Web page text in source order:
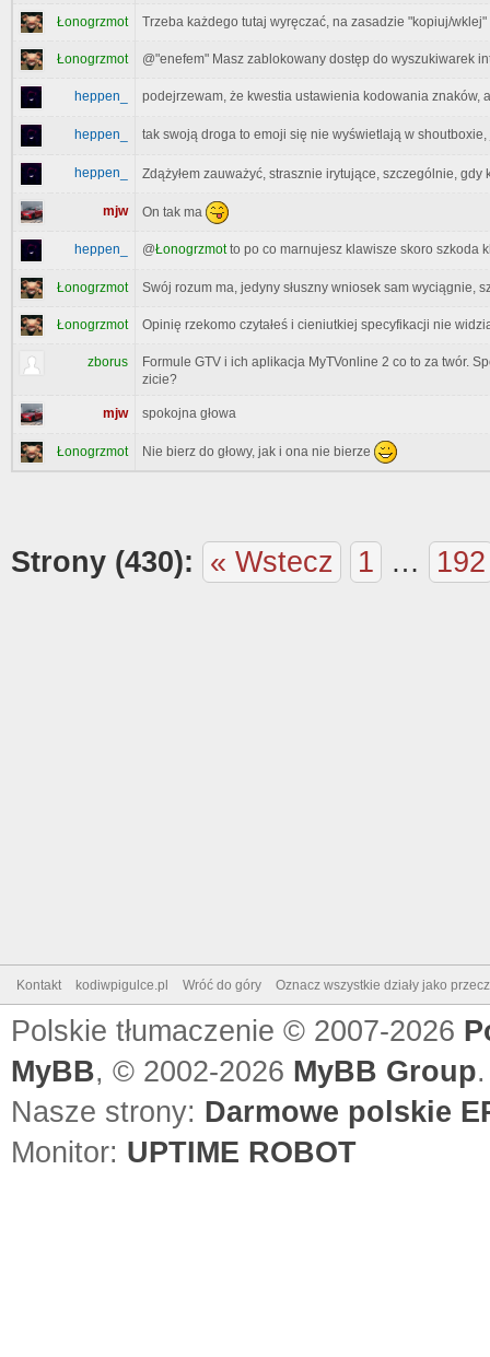
Łonogrzmot Trzeba każdego tutaj wyręczać, na zasadzie "kopiuj/
Łonogrzmot @"enefem" Masz zablokowany dostęp do wyszukiwarek
heppen_ podejrzewam, że kwestia ustawienia kodowania znaków,
heppen_ tak swoją droga to emoji się nie wyświetlają w
heppen_ Zdążyłem zauważyć, strasznie irytujące, szczególnie,
mjw On tak ma
heppen_ @Łonogrzmotto po co marnujesz klawisze skoro szkoda
Łonogrzmot Swój rozum ma, jedyny słuszny wniosek sam wyciągnie,
Łonogrzmot Opinię rzekomo czytałeś i cieniutkiej specyfikacji nie
zborus
Formule GTV i ich aplikacja MyTVonline 2 co to za twór.
zicie?
mjw spokojna głowa
Łonogrzmot Nie bierz do głowy, jak i ona nie bierze
Strony (430): « Wstecz 1 … 192
Kontakt kodiwpigulce.pl Wróć do góry Oznacz wszystkie działy jako
Polskie tłumaczenie © 2007-2026
MyBB, © 2002-2026 MyBB Group.
Nasze strony: Darmowe polskie
Monitor: UPTIME ROBOT